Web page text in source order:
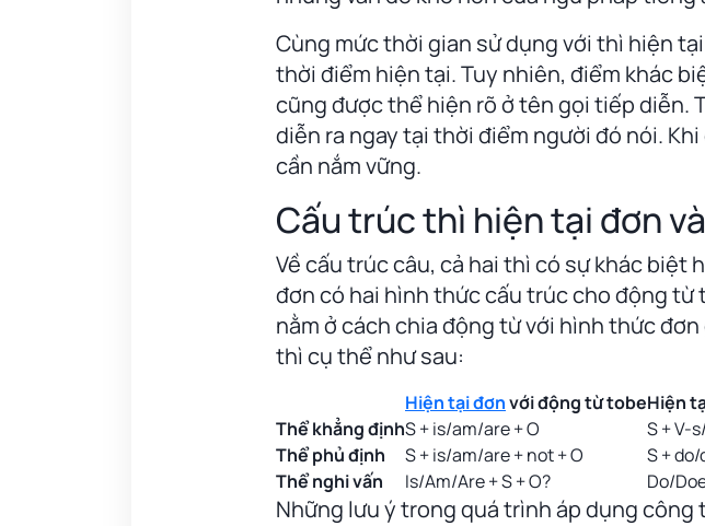
Cùng mức thời gian sử dụng với thì hiện
thời điểm hiện tại. Tuy nhiên, điểm khác
cũng được thể hiện rõ ở tên gọi tiếp diễn.
diễn ra ngay tại thời điểm người đó nói.
cần nắm vững.
Cấu trúc thì hiện tại đơn
Về cấu trúc câu, cả hai thì có sự khác
đơn có hai hình thức cấu trúc cho động
nằm ở cách chia động từ với hình thức
thì cụ thể như sau:
Hiện tại đơnvới động từ tobeHiện
Thể khẳng địnhS + is/am/are + O S + V-
Thể phủ định
S + is/am/are + not + O S +
Thể nghi vấn
Is/Am/Are + S + O? Do/
Những lưu ý trong quá trình áp dụng công